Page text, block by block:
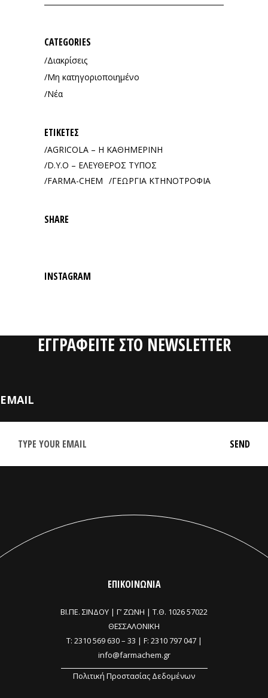
for:
CATEGORIES
Διακρίσεις
Μη κατηγοριοποιημένο
Νέα
ΕΤΙΚΈΤΕΣ
AGRICOLA – Η ΚΑΘΗΜΕΡΙΝΗ
D.Y.O – ΕΛΕΥΘΕΡΟΣ ΤΥΠΟΣ
FARMA-CHEM
ΓΕΩΡΓΙΑ ΚΤΗΝΟΤΡΟΦΙΑ
SHARE
INSTAGRAM
ΕΓΓΡΑΦΕΙΤΕ ΣΤΟ NEWSLETTER
EMAIL
ΕΠΙΚΟΙΝΩΝΙΑ
ΒΙ.ΠΕ. ΣΙΝΔΟΥ | Γ’ ΖΩΝΗ | Τ.Θ. 1026 57022
ΘΕΣΣΑΛΟΝΙΚΗ
T: 2310 569 630– 33 | F: 2310 797 047 |
info@farmachem.gr
Πολιτική Προστασίας Δεδομένων